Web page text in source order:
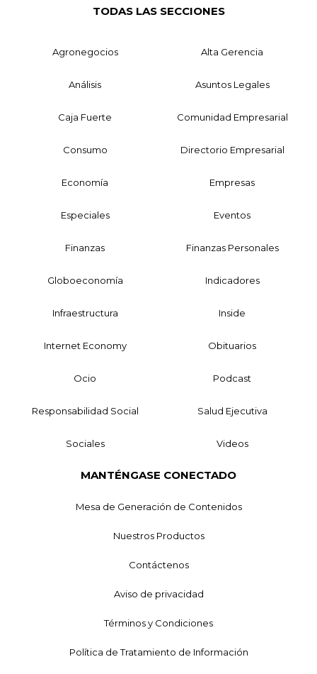
TODAS LAS SECCIONES
Agronegocios Alta Gerencia
Análisis Asuntos Legales
Caja Fuerte Comunidad Empresarial
Consumo Directorio Empresarial
Economía Empresas
Especiales Eventos
Finanzas Finanzas Personales
Globoeconomía Indicadores
Infraestructura Inside
Internet Economy Obituarios
Ocio Podcast
Responsabilidad Social Salud Ejecutiva
Sociales Videos
MANTÉNGASE CONECTADO
Mesa de Generación de Contenidos
Nuestros Productos
Contáctenos
Aviso de privacidad
Términos y Condiciones
Política de Tratamiento de Información